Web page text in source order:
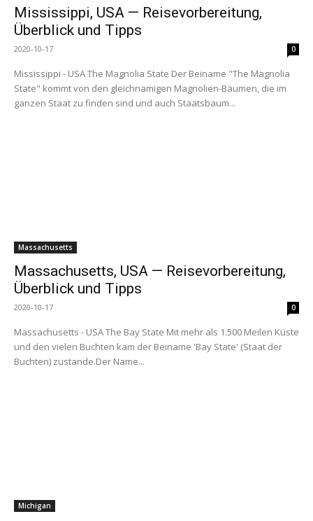
Mississippi, USA — Reisevorbereitung,
Überblick und Tipps
2020-10-17 0
Mississippi - USA The Magnolia State Der Beiname "The Magnolia
State" kommt von den gleichnamigen Magnolien-Bäumen, die im
ganzen Staat zu finden sind und auch Staatsbaum...
Massachusetts
Massachusetts, USA — Reisevorbereitung,
Überblick und Tipps
2020-10-17 0
Massachusetts - USA The Bay State Mit mehr als 1.500 Meilen Küste
und den vielen Buchten kam der Beiname 'Bay State' (Staat der
Buchten) zustande.Der Name...
Michigan